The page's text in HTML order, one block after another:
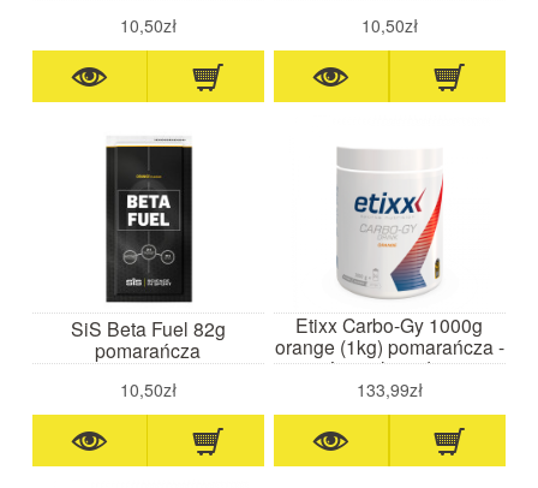
10,50zł 10,50zł
SiS Beta Fuel 82g
pomarańcza
10,50zł
Etixx Carbo-Gy 1000g
orange (1kg) pomarańcza -
napój węglowodanowy
133,99zł